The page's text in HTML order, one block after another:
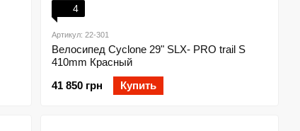
4
Артикул: 22-301
Велосипед Cyclone 29" SLX- PRO trail S
410mm Красный
41 850 грн
Купить